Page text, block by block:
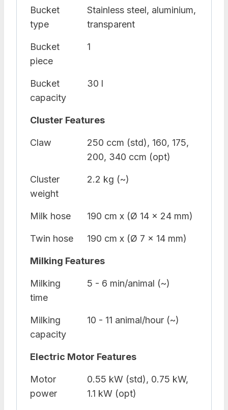
Bucket
type
Stainless steel, aluminium,
transparent
Bucket
piece
1
Bucket
capacity
30 l
Cluster Features
Claw
250 ccm (std), 160, 175,
200, 340 ccm (opt)
Cluster
weight
2.2 kg (~)
Milk hose 190 cm x (Ø 14 x 24 mm)
Twin hose 190 cm x (Ø 7 x 14 mm)
Milking Features
Milking
time
5 - 6 min/animal (~)
Milking
capacity
10 - 11 animal/hour (~)
Electric Motor Features
Motor
power
0.55 kW (std), 0.75 kW,
1.1 kW (opt)